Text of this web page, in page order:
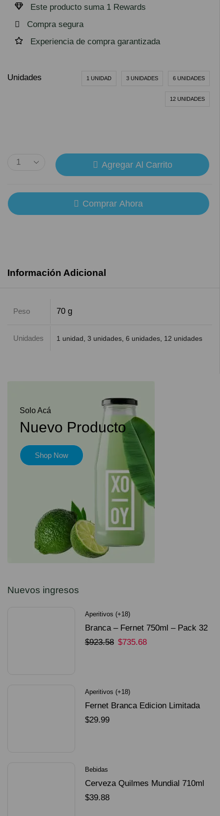
Este producto suma 1 Rewards
Compra segura
Experiencia de compra garantizada
Unidades 1 UNIDAD 3 UNIDADES 6 UNIDADES
12 UNIDADES
Agregar Al Carrito
Comprar Ahora
Información Adicional
Peso 70 g
Unidades 1 unidad, 3 unidades, 6 unidades, 12 unidades
Solo Acá
Nuevo Producto
Shop Now
Nuevos ingresos
Aperitivos (+18)
Branca – Fernet 750ml – Pack 32
Unidades
$923.58 $735.68
Aperitivos (+18)
Fernet Branca Edicion Limitada
Dorado Mundial
$29.99
Bebidas
Cerveza Quilmes Mundial 710ml
packX4
$39.88